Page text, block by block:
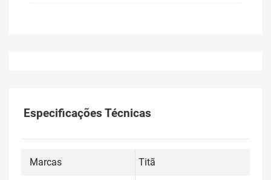
Especificações Técnicas
Marcas Titã